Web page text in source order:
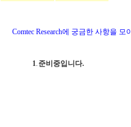
Comtec Research에 궁금한 사항을
1. 준비중입니다.